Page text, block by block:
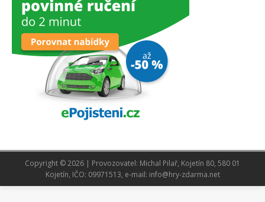
Copyright © 2026 | Provozovatel: Michal Pilař, Kojetín 80, 580 01
Kojetín, IČO: 09971513, e-mail: info@hry-zdarma.net